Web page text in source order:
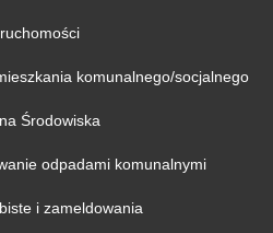
komunalnego/socjalnego
Środowiska
odpadami komunalnymi
i zameldowania